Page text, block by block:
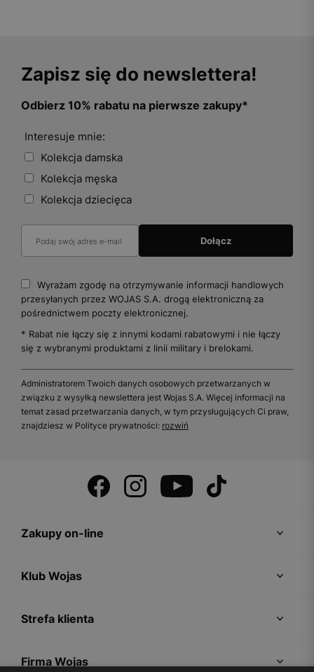
Zapisz się do newslettera!
Odbierz 10% rabatu na pierwsze zakupy*
Interesuje mnie:
Kolekcja damska
Kolekcja męska
Kolekcja dziecięca
Wyrażam zgodę na otrzymywanie informacji handlowych
przesyłanych przez WOJAS S.A. drogą elektroniczną za
pośrednictwem poczty elektronicznej.
* Rabat nie łączy się z innymi kodami rabatowymi i nie łączy
się z wybranymi produktami z linii military i brelokami.
Administratorem Twoich danych osobowych przetwarzanych w
związku z wysyłką newslettera jest Wojas S.A. Więcej informacji na
temat zasad przetwarzania danych, w tym przysługujących Ci praw,
znajdziesz w Polityce prywatności: rozwiń
Zakupy on-line
Klub Wojas
Strefa klienta
Firma Wojas